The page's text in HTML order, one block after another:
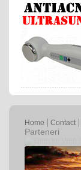
Home
Contact
Parteneri